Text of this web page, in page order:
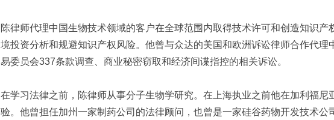
陈律师代理中国生物技术领域的客户在全球范围内取得技术许可和创造知识
境投资分析和规避知识产权风险。他曾与众达的美国和欧洲诉讼律师合作代
易委员会337条款调查、商业秘密窃取和经济间谍指控的相关诉讼。
在学习法律之前，陈律师从事分子生物学研究。在上海执业之前他在加利福
验。他曾担任加州一家制药公司的法律顾问，也曾是一家硅谷药物开发技术公